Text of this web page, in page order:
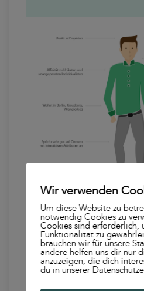
Abbildung 2: Beispielhafte
Wir verwenden
Um diese Website zu
notwendig Cookies zu
Cookies sind erforderlich,
Funktionalität zu
brauchen wir für unsere
andere helfen uns dir nur
anzuzeigen, die dich
du in unserer